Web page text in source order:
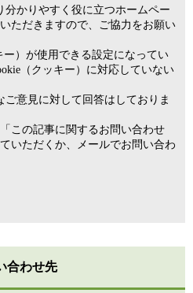
かりやすく役に立つホームペー
ただきますので、ご協力をお願い
）が使用できる設定になってい
（クッキー）に対応していない
意見に対して回答はしておりま
この記事に関するお問い合わせ
いただくか、メールでお問い合わ
合わせ先